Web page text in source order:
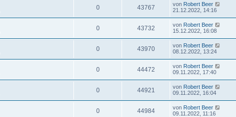
0 43767 von Robert Beer
21.12.2022, 14:16
0 43732 von Robert Beer
15.12.2022, 16:08
0 43970 von Robert Beer
08.12.2022, 13:24
0 44472 von Robert Beer
09.11.2022, 17:40
0 44921 von Robert Beer
09.11.2022, 16:04
0 44984 von Robert Beer
09.11.2022, 11:16